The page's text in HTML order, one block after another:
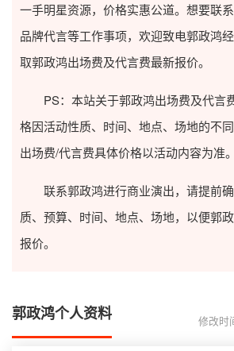
一手明星资源，价格实惠公道。想要联
品牌代言等工作事项，欢迎致电郭政
取郭政鸿出场费及代言费最新报价。
PS：本站关于郭政鸿出场费及代言
格因活动性质、时间、地点、场地的不
出场费/代言费具体价格以活动内容为准。
联系郭政鸿进行商业演出，请提前确
质、预算、时间、地点、场地，以便郭
报价。
郭政鸿个人资料 修改时